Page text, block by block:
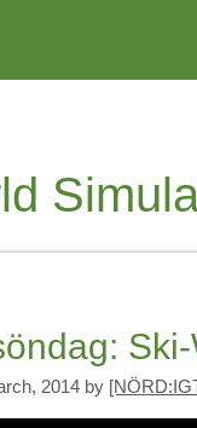
2014 by